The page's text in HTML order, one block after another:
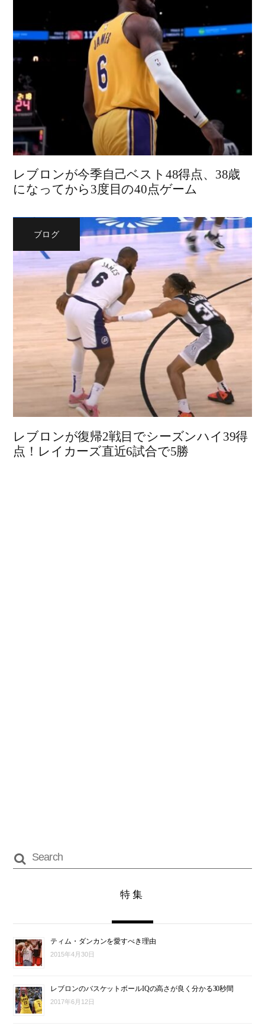
レブロンが今季自己ベスト48得点、38歳
になってから3度目の40点ゲーム
ブログ
レブロンが復帰2戦目でシーズンハイ39得
点！レイカーズ直近6試合で5勝
特集
ティム・ダンカンを愛すべき理由
2015年4月30日
レブロンのバスケットボールIQの高さが良く分かる30秒間
2017年6月12日